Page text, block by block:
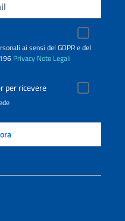
ai sensi del GDPR e del
Privacy Note Legali
per ricevere